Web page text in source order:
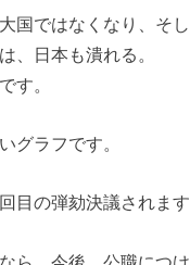
国ではなくなり、そ
、日本も潰れる。
す。
グラフです。
目の弾劾決議されます